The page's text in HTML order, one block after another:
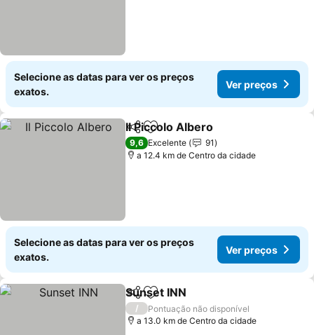
Selecione as datas para ver os preços
exatos.
Ver preços
PartilharAdicionar aos favoritos
Il Piccolo Albero
9,6 Excelente
91
a 12.4 km de Centro da cidade
Selecione as datas para ver os preços
exatos.
Ver preços
PartilharAdicionar aos favoritos
Sunset INN
/
Pontuação não disponível
a 13.0 km de Centro da cidade